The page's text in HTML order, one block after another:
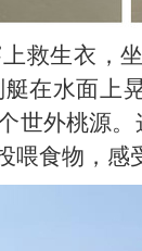
救生衣，
在水面上
世外桃源。
食物，感